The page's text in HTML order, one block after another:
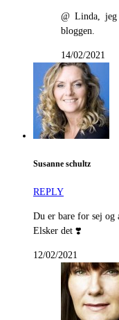
@ Linda, jeg
bloggen.
14/02/2021
Susanne schultz
REPLY
Du er bare for sej
Elsker det ❣️
12/02/2021